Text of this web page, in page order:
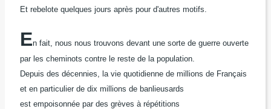
Et rebelote quelques jours après pour d'autres motifs.
En fait, nous nous trouvons devant une sorte de guerre ouverte
par les cheminots contre le reste de la population.
Depuis des décennies, la vie quotidienne de millions de Français
et en particulier de dix millions de banlieusards
est empoisonnée par des grèves à répétitions